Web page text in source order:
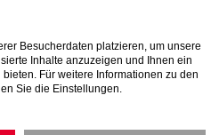
Besucherdaten platzieren, um unsere
Inhalte anzuzeigen und Ihnen ein
Für weitere Informationen zu den
Sie die Einstellungen.